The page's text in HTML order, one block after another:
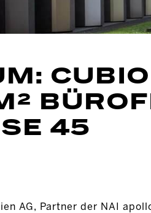
45
AG, Partner der NAI